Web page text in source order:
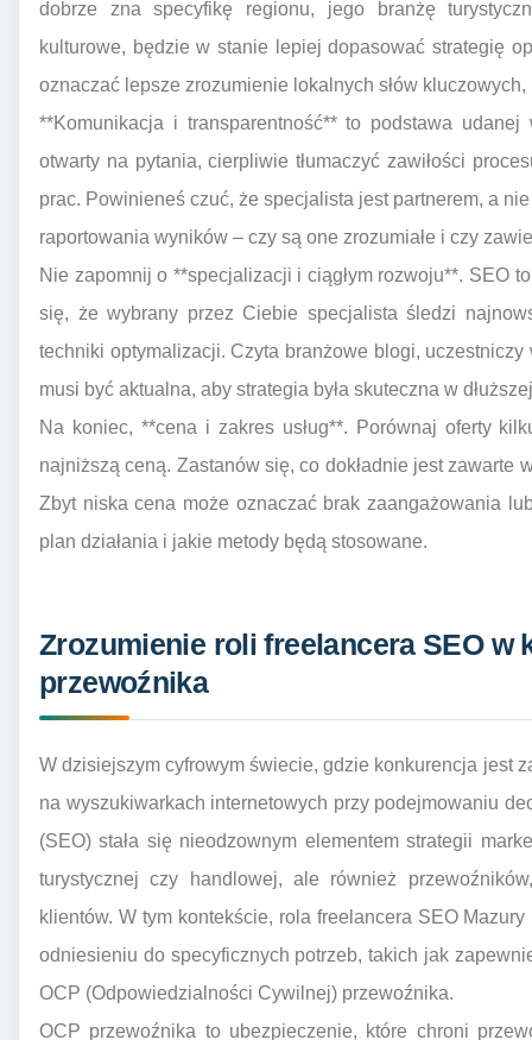
dobrze zna specyfikę regionu, jego branżę
kulturowe, będzie w stanie lepiej dopasować strategię
oznaczać lepsze zrozumienie lokalnych słów
**Komunikacja i transparentność** to podstawa udanej
otwarty na pytania, cierpliwie tłumaczyć zawiłości
prac. Powinieneś czuć, że specjalista jest partnerem, a
raportowania wyników – czy są one zrozumiałe i czy
Nie zapomnij o **specjalizacji i ciągłym rozwoju**. SEO
się, że wybrany przez Ciebie specjalista śledzi
techniki optymalizacji. Czyta branżowe blogi,
musi być aktualna, aby strategia była skuteczna w
Na koniec, **cena i zakres usług**. Porównaj oferty
najniższą ceną. Zastanów się, co dokładnie jest zawarte
Zbyt niska cena może oznaczać brak zaangażowania
plan działania i jakie metody będą stosowane.
Zrozumienie roli freelancera SEO w
przewoźnika
W dzisiejszym cyfrowym świecie, gdzie konkurencja jest
na wyszukiwarkach internetowych przy podejmowaniu
(SEO) stała się nieodzownym elementem strategii
turystycznej czy handlowej, ale również
klientów. W tym kontekście, rola freelancera SEO
odniesieniu do specyficznych potrzeb, takich jak
OCP (Odpowiedzialności Cywilnej) przewoźnika.
OCP przewoźnika to ubezpieczenie, które chroni